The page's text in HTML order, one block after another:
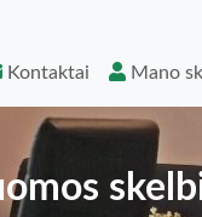
Kontaktai Mano